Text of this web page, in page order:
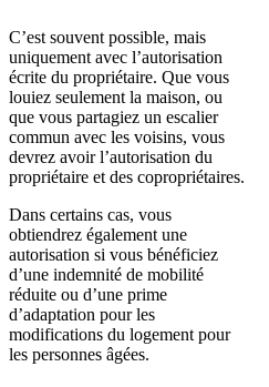
C’est souvent possible, mais
uniquement avec l’autorisation
écrite du propriétaire. Que vous
louiez seulement la maison, ou
que vous partagiez un escalier
commun avec les voisins, vous
devrez avoir l’autorisation du
propriétaire et des copropriétaires.
Dans certains cas, vous
obtiendrez également une
autorisation si vous bénéficiez
d’une indemnité de mobilité
réduite ou d’une prime
d’adaptation pour les
modifications du logement pour
les personnes âgées.